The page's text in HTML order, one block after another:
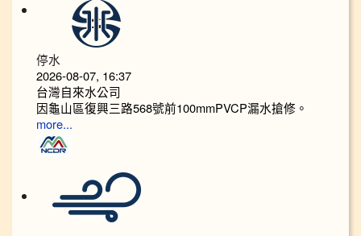
停水
2026-08-07, 16:37
台灣自來水公司
因龜山區復興三路568號前100mmPVCP漏水搶修。
more...